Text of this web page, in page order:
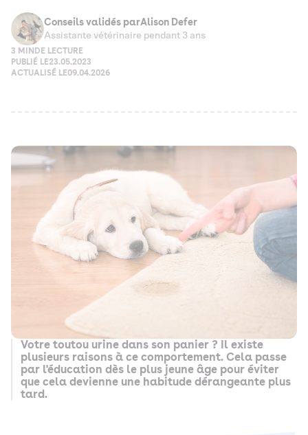
Conseils validés parAlison Defer
Assistante vétérinaire pendant 3 ans
3 MIN DE LECTURE
PUBLIÉ LE23.05.2023
ACTUALISÉ LE09.04.2026
Votre toutou urine dans son panier ? Il existe
plusieurs raisons à ce comportement. Cela passe
par l'éducation dès le plus jeune âge pour éviter
que cela devienne une habitude dérangeante plus
tard.